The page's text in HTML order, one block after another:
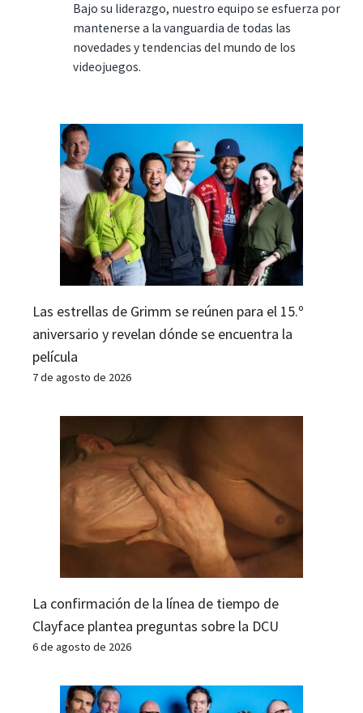
Bajo su liderazgo, nuestro equipo se esfuerza por
mantenerse a la vanguardia de todas las
novedades y tendencias del mundo de los
videojuegos.
Las estrellas de Grimm se reúnen para el 15.º
aniversario y revelan dónde se encuentra la
película
7 de agosto de 2026
La confirmación de la línea de tiempo de
Clayface plantea preguntas sobre la DCU
6 de agosto de 2026